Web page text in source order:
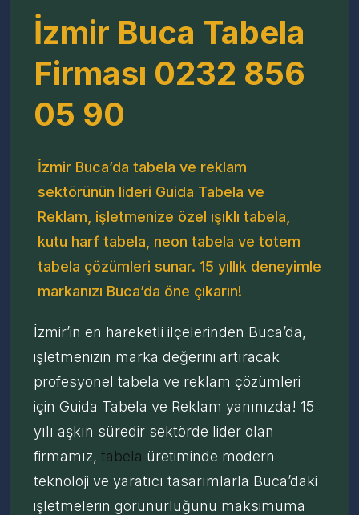
İzmir Buca Tabela
Firması 0232 856
05 90
İzmir Buca’da tabela ve reklam
sektörünün lideri Guida Tabela ve
Reklam, işletmenize özel ışıklı tabela,
kutu harf tabela, neon tabela ve totem
tabela çözümleri sunar. 15 yıllık deneyimle
markanızı Buca’da öne çıkarın!
İzmir’in en hareketli ilçelerinden Buca’da,
işletmenizin marka değerini artıracak
profesyonel tabela ve reklam çözümleri
için Guida Tabela ve Reklam yanınızda! 15
yılı aşkın süredir sektörde lider olan
firmamız, tabela üretiminde modern
teknoloji ve yaratıcı tasarımlarla Buca’daki
işletmelerin görünürlüğünü maksimuma